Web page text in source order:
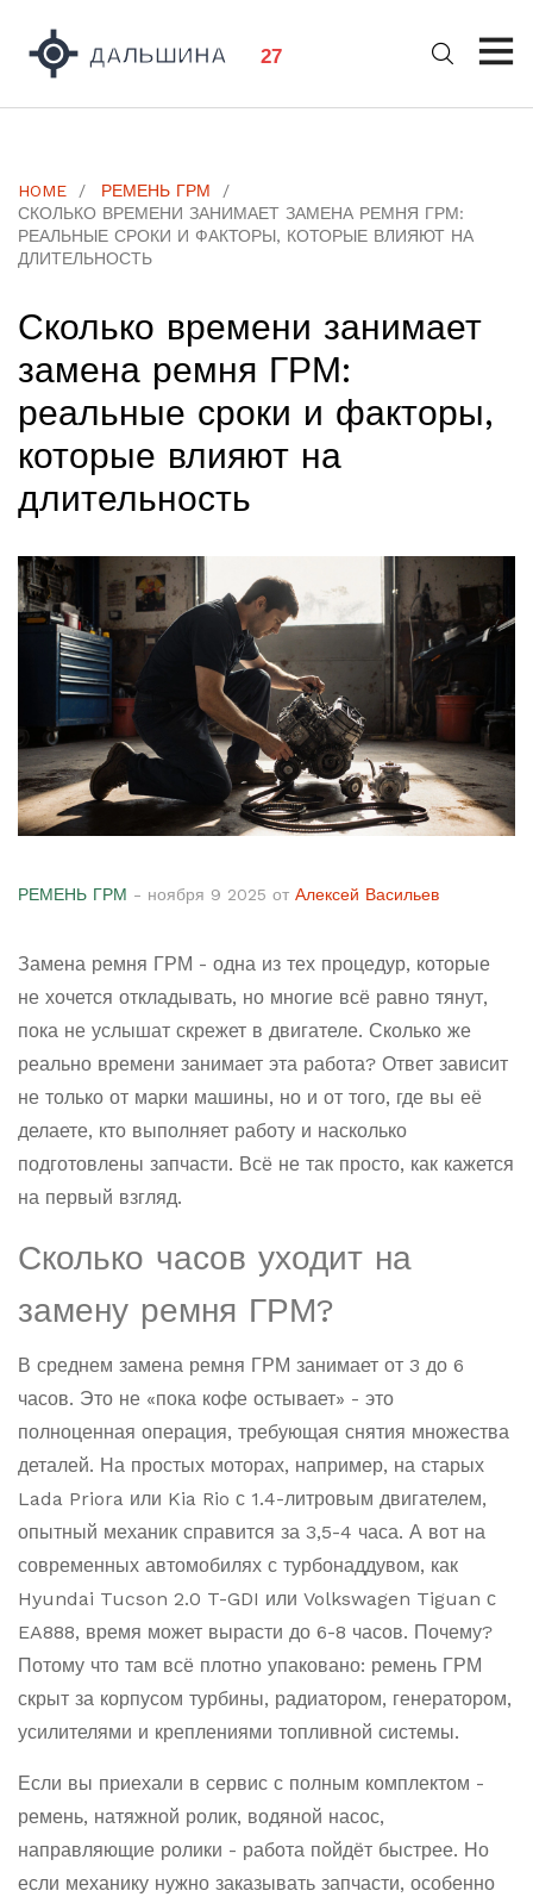
HOME
РЕМЕНЬ ГРМ
СКОЛЬКО ВРЕМЕНИ ЗАНИМАЕТ ЗАМЕНА РЕМНЯ ГРМ:
РЕАЛЬНЫЕ СРОКИ И ФАКТОРЫ, КОТОРЫЕ ВЛИЯЮТ НА
ДЛИТЕЛЬНОСТЬ
Сколько времени занимает
замена ремня ГРМ:
реальные сроки и факторы,
которые влияют на
длительность
РЕМЕНЬ ГРМ - ноября 9 2025 от Алексей Васильев
Замена ремня ГРМ - одна из тех процедур, которые
не хочется откладывать, но многие всё равно тянут,
пока не услышат скрежет в двигателе. Сколько же
реально времени занимает эта работа? Ответ зависит
не только от марки машины, но и от того, где вы её
делаете, кто выполняет работу и насколько
подготовлены запчасти. Всё не так просто, как кажется
на первый взгляд.
Сколько часов уходит на
замену ремня ГРМ?
В среднем замена ремня ГРМ занимает от 3 до 6
часов. Это не «пока кофе остывает» - это
полноценная операция, требующая снятия множества
деталей. На простых моторах, например, на старых
Lada Priora или Kia Rio с 1.4-литровым двигателем,
опытный механик справится за 3,5-4 часа. А вот на
современных автомобилях с турбонаддувом, как
Hyundai Tucson 2.0 T-GDI или Volkswagen Tiguan с
EA888, время может вырасти до 6-8 часов. Почему?
Потому что там всё плотно упаковано: ремень ГРМ
скрыт за корпусом турбины, радиатором, генератором,
усилителями и креплениями топливной системы.
Если вы приехали в сервис с полным комплектом -
ремень, натяжной ролик, водяной насос,
направляющие ролики - работа пойдёт быстрее. Но
если механику нужно заказывать запчасти, особенно